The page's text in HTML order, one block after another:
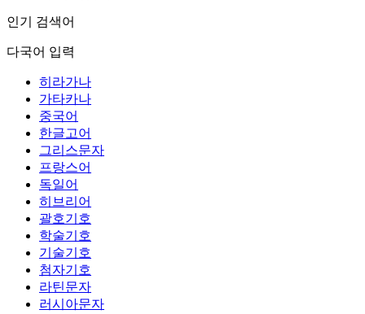
인기 검색어
다국어 입력
히라가나
가타카나
중국어
한글고어
그리스문자
프랑스어
독일어
히브리어
괄호기호
학술기호
기술기호
첨자기호
라틴문자
러시아문자